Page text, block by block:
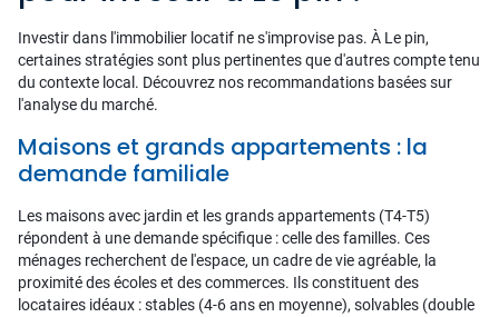
Investir dans l'immobilier locatif ne s'improvise pas. À Le pin,
certaines stratégies sont plus pertinentes que d'autres compte tenu
du contexte local. Découvrez nos recommandations basées sur
l'analyse du marché.
Maisons et grands appartements : la
demande familiale
Les maisons avec jardin et les grands appartements (T4-T5)
répondent à une demande spécifique : celle des familles. Ces
ménages recherchent de l'espace, un cadre de vie agréable, la
proximité des écoles et des commerces. Ils constituent des
locataires idéaux : stables (4-6 ans en moyenne), solvables (double